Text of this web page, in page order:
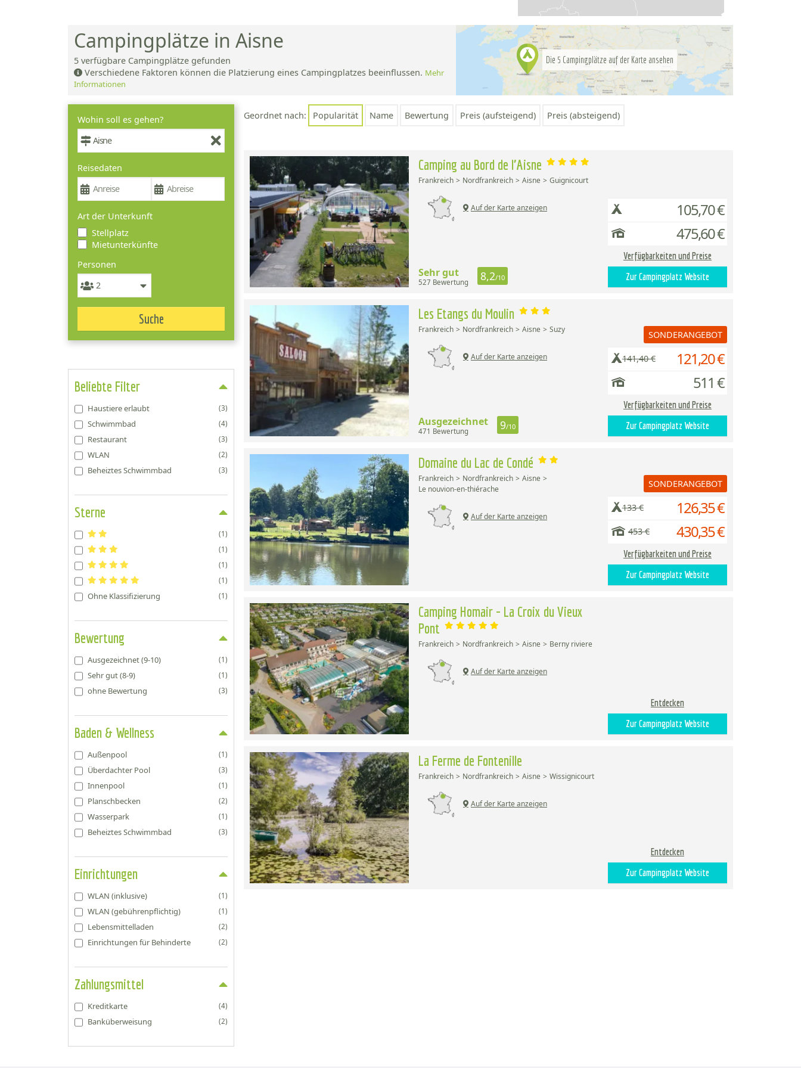
Campingplätze in Aisne
5 verfügbare Campingplätze gefunden
Verschiedene Faktoren können die Platzierung eines Campingplatzes beeinflussen. Mehr
Informationen
Die 5 Campingplätze auf der Karte ansehen
Wohin soll es gehen?
Reisedaten
Art der Unterkunft
Stellplatz
Mietunterkünfte
Personen
Suche
Beliebte Filter
Haustiere erlaubt (3)
Schwimmbad (4)
Restaurant (3)
WLAN (2)
Beheiztes Schwimmbad (3)
Sterne
(1)
(1)
(1)
(1)
Ohne Klassifizierung (1)
Bewertung
Ausgezeichnet (9-10) (1)
Sehr gut (8-9) (1)
ohne Bewertung (3)
Baden & Wellness
Außenpool (1)
Überdachter Pool (3)
Innenpool (1)
Planschbecken (2)
Wasserpark (1)
Beheiztes Schwimmbad (3)
Einrichtungen
WLAN (inklusive) (1)
WLAN (gebührenpflichtig) (1)
Lebensmittelladen (2)
Einrichtungen für Behinderte (2)
Zahlungsmittel
Kreditkarte (4)
Banküberweisung (2)
Geordnet nach: Popularität Name Bewertung Preis (aufsteigend) Preis (absteigend)
Camping au Bord de l'Aisne
Frankreich Nordfrankreich Aisne Guignicourt
Auf der Karte anzeigen
Sehr gut
527 Bewertung 8,2/10
105,70 €
475,60 €
Verfügbarkeiten und Preise
Zur Campingplatz Website
Les Etangs du Moulin
Frankreich Nordfrankreich Aisne Suzy
Auf der Karte anzeigen
Ausgezeichnet
471 Bewertung 9/10
SONDERANGEBOT
141,40 €
121,20 €
511 €
Verfügbarkeiten und Preise
Zur Campingplatz Website
Domaine du Lac de Condé
Frankreich Nordfrankreich
Aisne
Le nouvion-en-thiérache
Auf der Karte anzeigen
SONDERANGEBOT
133 € 126,35 €
453 € 430,35 €
Verfügbarkeiten und Preise
Zur Campingplatz Website
Camping Homair - La Croix du Vieux
Pont
Frankreich Nordfrankreich Aisne Berny riviere
Auf der Karte anzeigen
Entdecken
Zur Campingplatz Website
La Ferme de Fontenille
Frankreich Nordfrankreich Aisne Wissignicourt
Auf der Karte anzeigen
Entdecken
Zur Campingplatz Website